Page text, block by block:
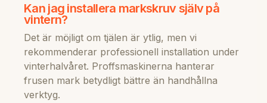
Kan jag installera markskruv själv på
vintern?
Det är möjligt om tjälen är ytlig, men vi
rekommenderar professionell installation under
vinterhalvåret. Proffsmaskinerna hanterar
frusen mark betydligt bättre än handhållna
verktyg.